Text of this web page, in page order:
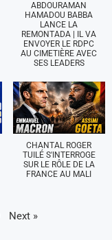
ABDOURAMAN
HAMADOU BABBA
LANCE LA
REMONTADA | IL VA
ENVOYER LE RDPC
AU CIMETIÈRE AVEC
SES LEADERS
CHANTAL ROGER
TUILÉ S'INTERROGE
SUR LE RÔLE DE LA
FRANCE AU MALI
Next »